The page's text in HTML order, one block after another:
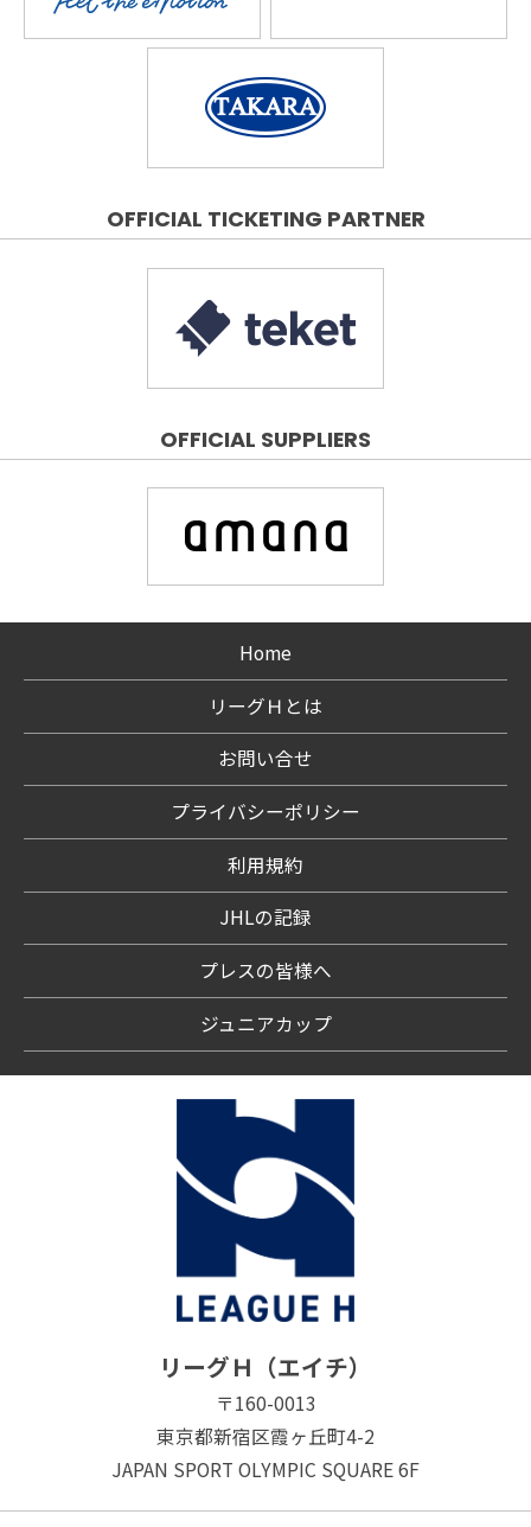
OFFICIAL TICKETING PARTNER
OFFICIAL SUPPLIERS
Home
リーグＨとは
お問い合せ
プライバシーポリシー
利用規約
JHLの記録
プレスの皆様へ
ジュニアカップ
リーグＨ（エイチ）
〒160-0013
東京都新宿区霞ヶ丘町4-2
JAPAN SPORT OLYMPIC SQUARE 6F